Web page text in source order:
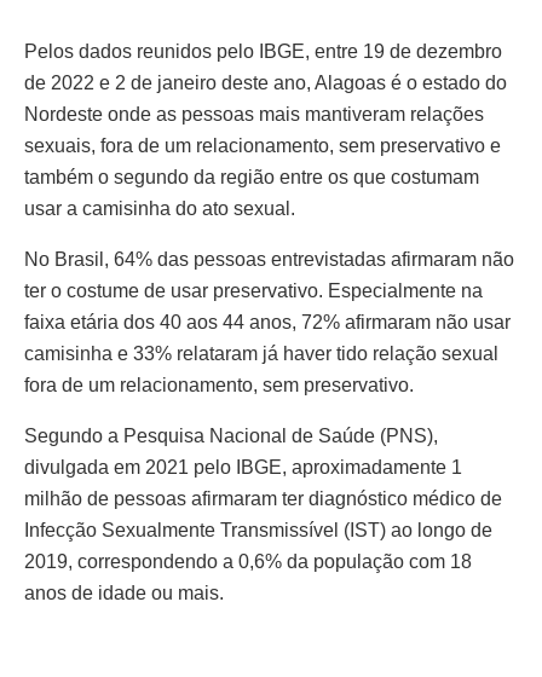
Pelos dados reunidos pelo IBGE, entre 19 de dezembro
de 2022 e 2 de janeiro deste ano, Alagoas é o estado do
Nordeste onde as pessoas mais mantiveram relações
sexuais, fora de um relacionamento, sem preservativo e
também o segundo da região entre os que costumam
usar a camisinha do ato sexual.
No Brasil, 64% das pessoas entrevistadas afirmaram não
ter o costume de usar preservativo. Especialmente na
faixa etária dos 40 aos 44 anos, 72% afirmaram não usar
camisinha e 33% relataram já haver tido relação sexual
fora de um relacionamento, sem preservativo.
Segundo a Pesquisa Nacional de Saúde (PNS),
divulgada em 2021 pelo IBGE, aproximadamente 1
milhão de pessoas afirmaram ter diagnóstico médico de
Infecção Sexualmente Transmissível (IST) ao longo de
2019, correspondendo a 0,6% da população com 18
anos de idade ou mais.